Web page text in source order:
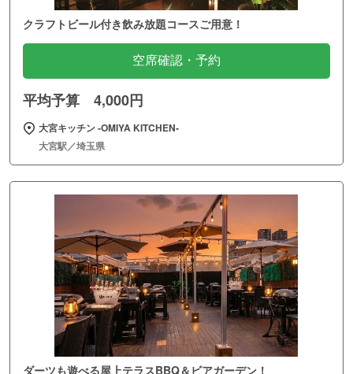
クラフトビール付き飲み放題コースご用意！
空席確認・予約
平均予算 4,000円
大宮キッチン ‐OMIYA KITCHEN‐
大宮駅／埼玉県
ダーツも遊べる屋上テラスBBQ＆ビアガーデン！